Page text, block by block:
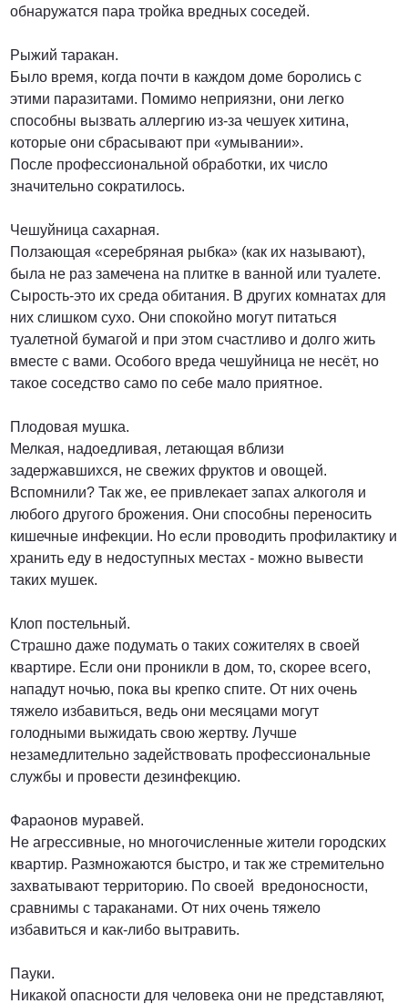
обнаружатся пара тройка вредных соседей.
Рыжий таракан.
Было время, когда почти в каждом доме боролись с
этими паразитами. Помимо неприязни, они легко
способны вызвать аллергию из-за чешуек хитина,
которые они сбрасывают при «умывании».
После профессиональной обработки, их число
значительно сократилось.
Чешуйница сахарная.
Ползающая «серебряная рыбка» (как их называют),
была не раз замечена на плитке в ванной или туалете.
Сырость-это их среда обитания. В других комнатах для
них слишком сухо. Они спокойно могут питаться
туалетной бумагой и при этом счастливо и долго жить
вместе с вами. Особого вреда чешуйница не несёт, но
такое соседство само по себе мало приятное.
Плодовая мушка.
Мелкая, надоедливая, летающая вблизи
задержавшихся, не свежих фруктов и овощей.
Вспомнили? Так же, ее привлекает запах алкоголя и
любого другого брожения. Они способны переносить
кишечные инфекции. Но если проводить профилактику и
хранить еду в недоступных местах - можно вывести
таких мушек.
Клоп постельный.
Страшно даже подумать о таких сожителях в своей
квартире. Если они проникли в дом, то, скорее всего,
нападут ночью, пока вы крепко спите. От них очень
тяжело избавиться, ведь они месяцами могут
голодными выжидать свою жертву. Лучше
незамедлительно задействовать профессиональные
службы и провести дезинфекцию.
Фараонов муравей.
Не агрессивные, но многочисленные жители городских
квартир. Размножаются быстро, и так же стремительно
захватывают территорию. По своей вредоносности,
сравнимы с тараканами. От них очень тяжело
избавиться и как-либо вытравить.
Пауки.
Никакой опасности для человека они не представляют,